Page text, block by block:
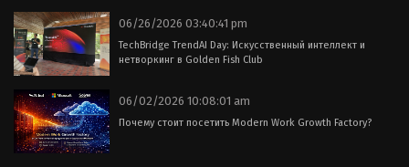
06/26/2026 03:40:41 pm
TechBridge TrendAI Day: Искусственный интеллект и
нетворкинг в Golden Fish Club
06/02/2026 10:08:01 am
Почему стоит посетить Modern Work Growth Factory?